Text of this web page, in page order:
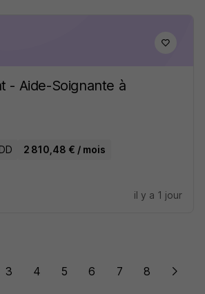
- Aide-Soignante à
2 810,48 € / mois
il y a 1 jour
3 4 5 6 7 8